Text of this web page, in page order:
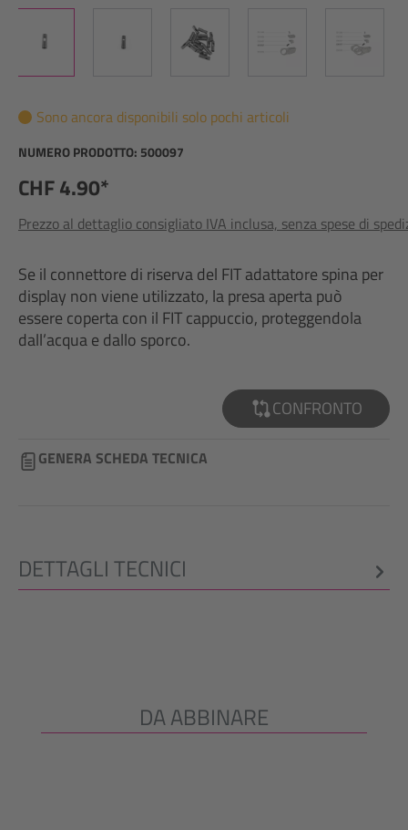
Sono ancora disponibili solo pochi articoli
NUMERO PRODOTTO: 500097
CHF 4.90*
Prezzo al dettaglio consigliato IVA inclusa, senza spese di
Se il connettore di riserva del FIT adattatore spina per
display non viene utilizzato, la presa aperta può
essere coperta con il FIT cappuccio, proteggendola
dall’acqua e dallo sporco.
CONFRONTO
GENERA SCHEDA TECNICA
DETTAGLI TECNICI
Salta la galleria dei prodotti
DA ABBINARE